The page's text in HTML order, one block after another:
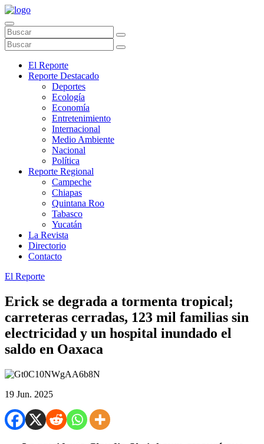
El Reporte
Reporte Destacado
Deportes
Ecología
Economía
Entretenimiento
Internacional
Medio Ambiente
Nacional
Política
Reporte Regional
Campeche
Chiapas
Quintana Roo
Tabasco
Yucatán
La Revista
Directorio
Contacto
El Reporte
Erick se degrada a tormenta tropical;
carreteras cerradas, 123 mil familias sin
electricidad y un hospital inundado el
saldo en Oaxaca
19 Jun. 2025